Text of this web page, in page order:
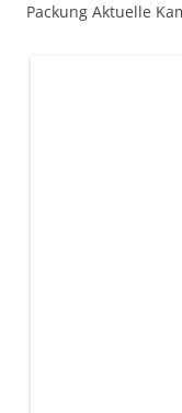
Packung Aktuelle